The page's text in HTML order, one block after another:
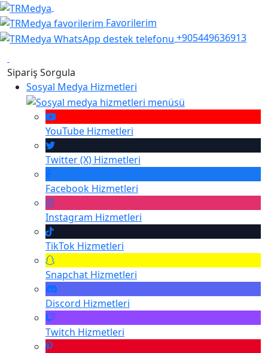
Favorilerim
+905449636913
Sipariş Sorgula
Sosyal Medya Hizmetleri
YouTube Hizmetleri
Twitter (X) Hizmetleri
Facebook Hizmetleri
Instagram Hizmetleri
TikTok Hizmetleri
Snapchat Hizmetleri
Discord Hizmetleri
Twitch Hizmetleri